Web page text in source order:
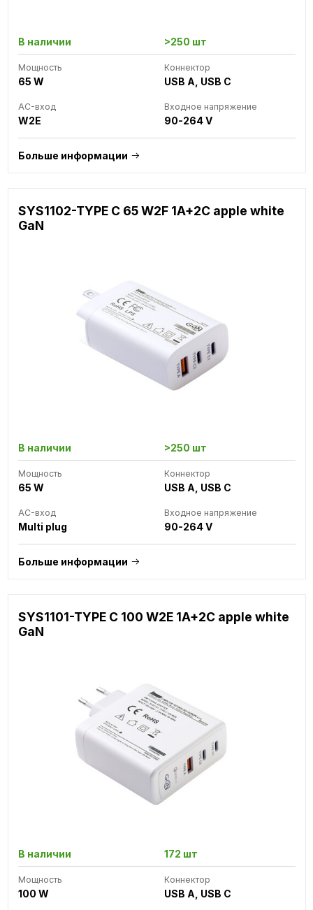
В наличии >250 шт
Мощность
65 W
Коннектор
USB A, USB C
AC-вход
W2E
Входное напряжение
90-264 V
Больше информации
SYS1102-TYPE C 65 W2F 1A+2C apple white
GaN
В наличии >250 шт
Мощность
65 W
Коннектор
USB A, USB C
AC-вход
Multi plug
Входное напряжение
90-264 V
Больше информации
SYS1101-TYPE C 100 W2E 1A+2C apple white
GaN
В наличии 172 шт
Мощность
100 W
Коннектор
USB A, USB C